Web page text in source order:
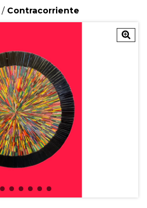
/ Contracorriente